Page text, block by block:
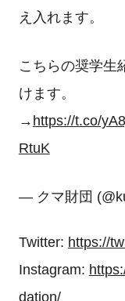
え入れます。
こちらの奨学生
けます。
→ https://t.co/
RtuK
— クマ財団
Twitter: https://
Instagram:
dation/